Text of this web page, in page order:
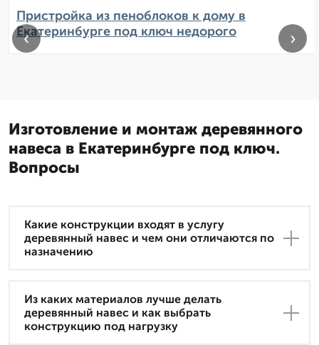
Пристройка из пеноблоков к дому в
Екатеринбурге под ключ недорого
‹ ›
Изготовление и монтаж деревянного
навеса в Екатеринбурге под ключ.
Вопросы
Какие конструкции входят в услугу
деревянный навес и чем они отличаются по
назначению
Из каких материалов лучше делать
деревянный навес и как выбрать
конструкцию под нагрузку